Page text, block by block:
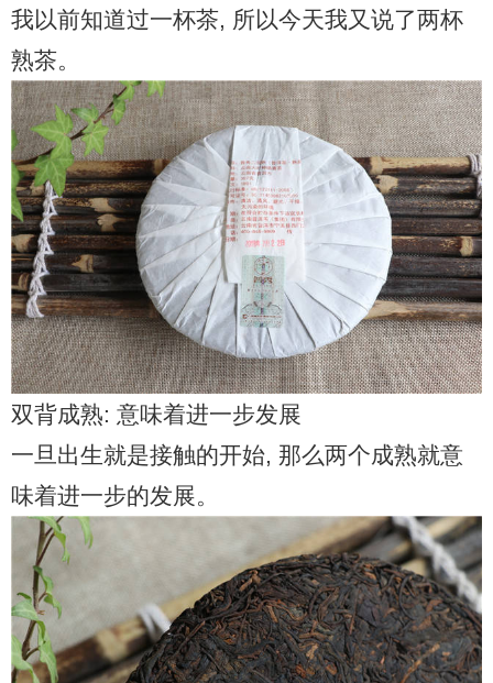
我以前知道过一杯茶, 所以今天我又说了两杯
熟茶。
双背成熟: 意味着进一步发展
一旦出生就是接触的开始, 那么两个成熟就意
味着进一步的发展。